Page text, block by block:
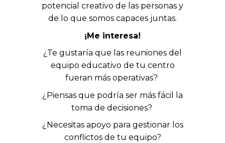
potencial creativo de las personas y
de lo que somos capaces juntas.
¡Me interesa!
¿Te gustaría que las reuniones del
equipo educativo de tu centro
fueran más operativas?
¿Piensas que podría ser más fácil la
toma de decisiones?
¿Necesitas apoyo para gestionar los
conflictos de tu equipo?